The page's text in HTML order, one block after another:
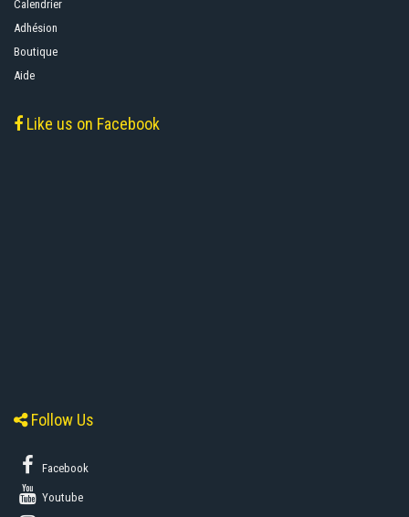
Calendrier
Adhésion
Boutique
Aide
Like us on Facebook
Follow Us
Facebook
Youtube